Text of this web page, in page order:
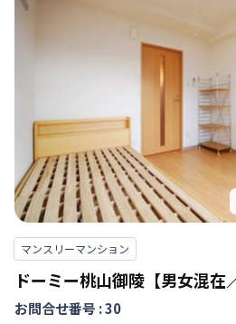
マンスリーマンション
ドーミー桃山御陵【男女混在
お問合せ番号 :30